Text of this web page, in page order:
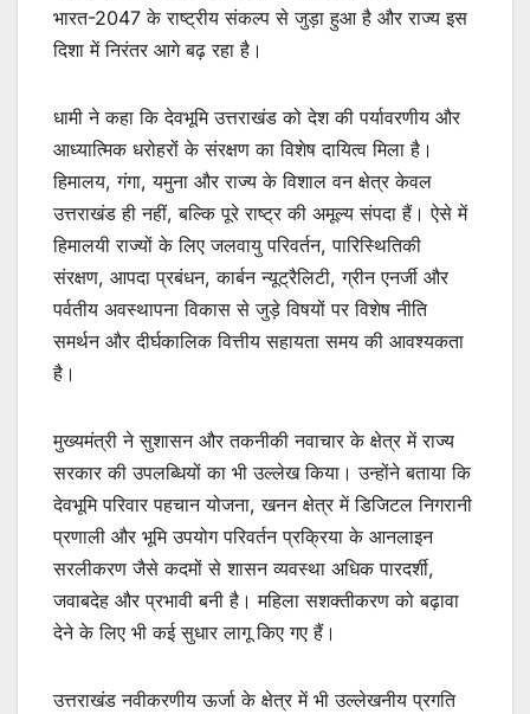
भारत-2047 के राष्ट्रीय संकल्प से जुड़ा हुआ है और राज्य इस
दिशा में निरंतर आगे बढ़ रहा है।
धामी ने कहा कि देवभूमि उत्तराखंड को देश की पर्यावरणीय और
आध्यात्मिक धरोहरों के संरक्षण का विशेष दायित्व मिला है।
हिमालय, गंगा, यमुना और राज्य के विशाल वन क्षेत्र केवल
उत्तराखंड ही नहीं, बल्कि पूरे राष्ट्र की अमूल्य संपदा हैं। ऐसे में
हिमालयी राज्यों के लिए जलवायु परिवर्तन, पारिस्थितिकी
संरक्षण, आपदा प्रबंधन, कार्बन न्यूट्रैलिटी, ग्रीन एनर्जी और
पर्वतीय अवस्थापना विकास से जुड़े विषयों पर विशेष नीति
समर्थन और दीर्घकालिक वित्तीय सहायता समय की आवश्यकता
है।
मुख्यमंत्री ने सुशासन और तकनीकी नवाचार के क्षेत्र में राज्य
सरकार की उपलब्धियों का भी उल्लेख किया। उन्होंने बताया कि
देवभूमि परिवार पहचान योजना, खनन क्षेत्र में डिजिटल निगरानी
प्रणाली और भूमि उपयोग परिवर्तन प्रक्रिया के आनलाइन
सरलीकरण जैसे कदमों से शासन व्यवस्था अधिक पारदर्शी,
जवाबदेह और प्रभावी बनी है। महिला सशक्तीकरण को बढ़ावा
देने के लिए भी कई सुधार लागू किए गए हैं।
उत्तराखंड नवीकरणीय ऊर्जा के क्षेत्र में भी उल्लेखनीय प्रगति